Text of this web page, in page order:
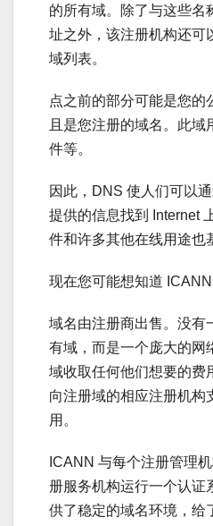
的所有域。除了与这些名
址之外，该注册机构还可
域列表。
点之前的部分可能是您的
且是您注册的域名。此域
件等。
因此，DNS 使人们可以
提供的信息找到 Internet
件和许多其他在线用途也
现在您可能想知道
域名由注册商出售。没有
有域，而是一个庞大的网
域收取任何他们想要的费
向注册域的相应注册机构
用。
ICANN 与每个注册管理
册服务机构运行一个认证
供了稳定的域名环境，给